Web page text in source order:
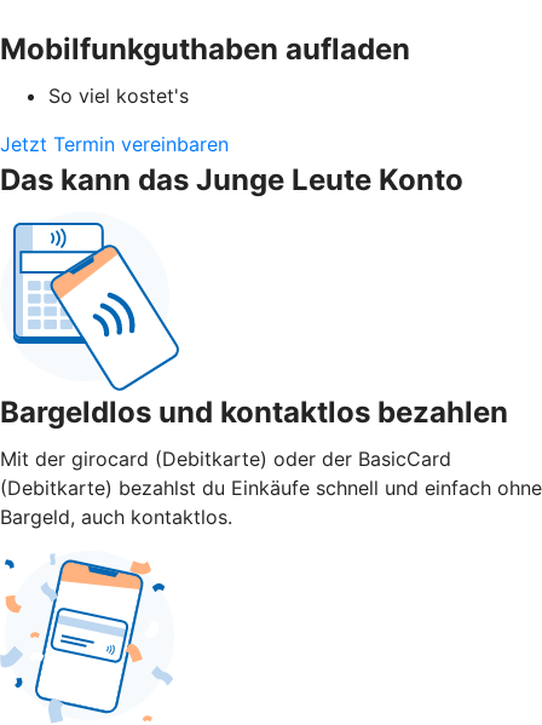
Mobilfunkguthaben aufladen
So viel kostet's
Jetzt Termin vereinbaren
Das kann das Junge Leute Konto
Bargeldlos und kontaktlos bezahlen
Mit der girocard (Debitkarte) oder der BasicCard
(Debitkarte) bezahlst du Einkäufe schnell und einfach ohne
Bargeld, auch kontaktlos.